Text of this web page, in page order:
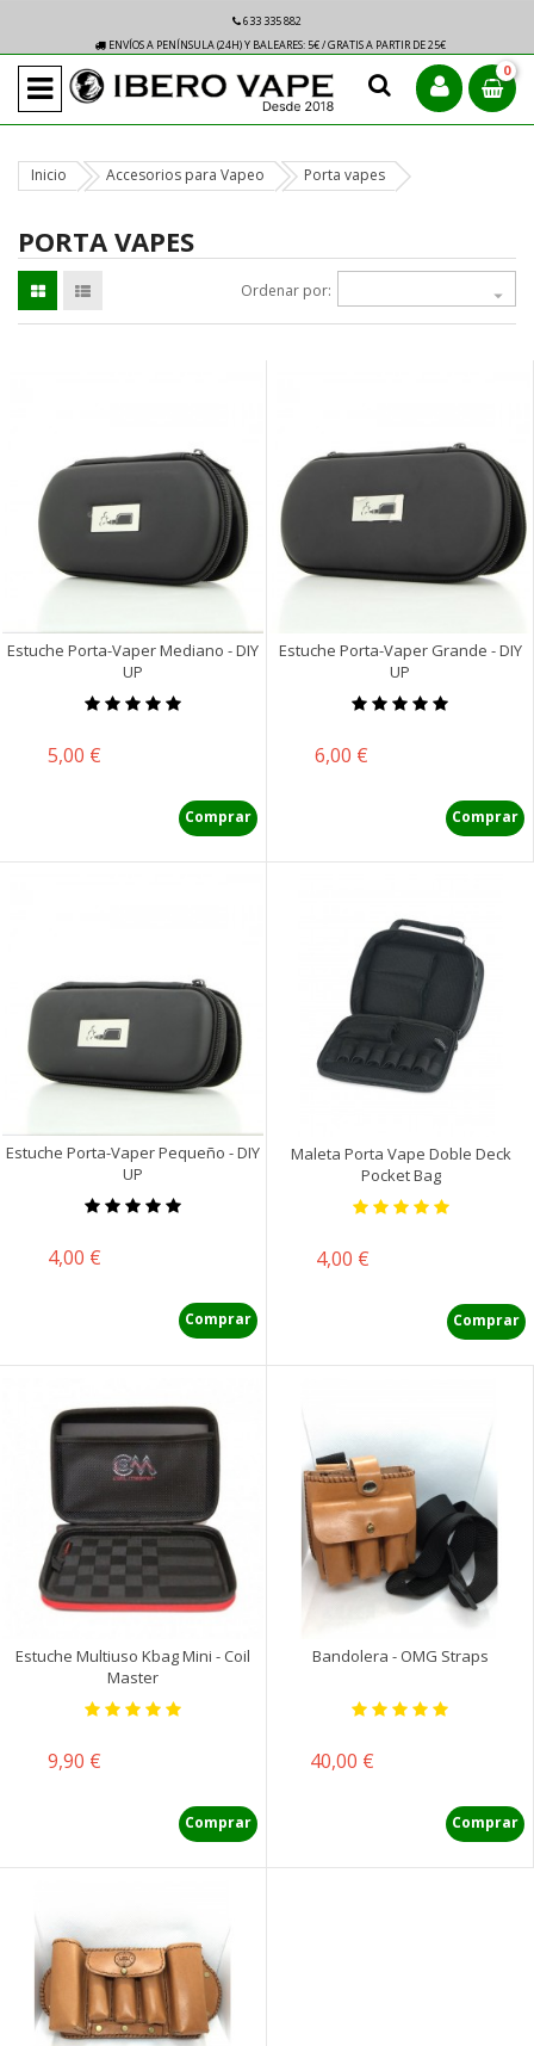
633 335 882
ENVÍOS A PENÍNSULA (24H) Y BALEARES: 5€ / GRATIS A PARTIR DE 25€
0
Inicio Accesorios para Vapeo Porta vapes
PORTA VAPES
Ordenar por: 
Estuche Porta-Vaper Mediano - DIY
UP
Precio
5,00 €
Comprar
Estuche Porta-Vaper Grande - DIY
UP
Precio
6,00 €
Comprar
Estuche Porta-Vaper Pequeño - DIY
UP
Precio
4,00 €
Comprar
Maleta Porta Vape Doble Deck
Pocket Bag
Precio
4,00 €
Comprar
Estuche Multiuso Kbag Mini - Coil
Master
Precio
9,90 €
Comprar
Bandolera - OMG Straps
Precio
40,00 €
Comprar